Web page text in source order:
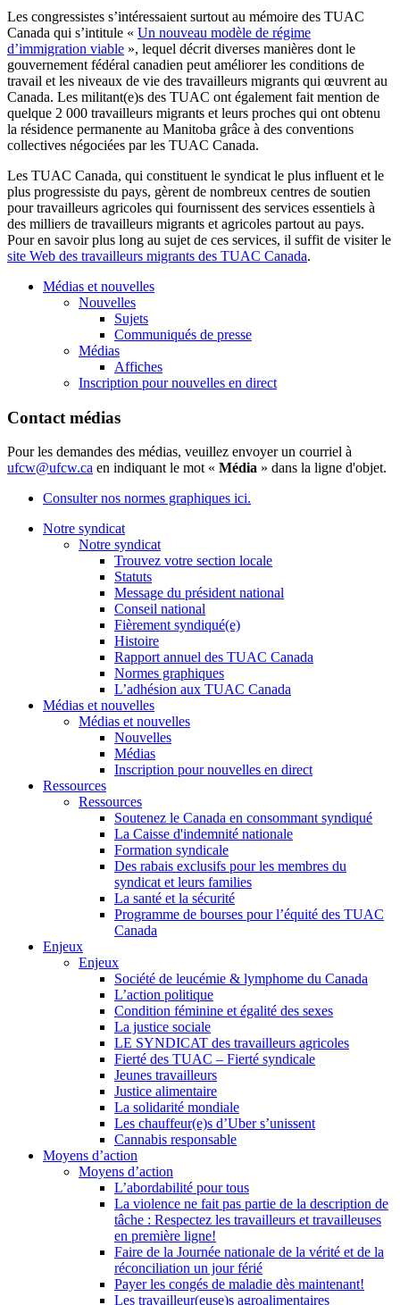
Les congressistes s’intéressaient surtout au mémoire des TUAC
Canada qui s’intitule « Un nouveau modèle de régime
d’immigration viable », lequel décrit diverses manières dont le
gouvernement fédéral canadien peut améliorer les conditions de
travail et les niveaux de vie des travailleurs migrants qui œuvrent au
Canada. Les militant(e)s des TUAC ont également fait mention de
quelque 2 000 travailleurs migrants et leurs proches qui ont obtenu
la résidence permanente au Manitoba grâce à des conventions
collectives négociées par les TUAC Canada.
Les TUAC Canada, qui constituent le syndicat le plus influent et le
plus progressiste du pays, gèrent de nombreux centres de soutien
pour travailleurs agricoles qui fournissent des services essentiels à
des milliers de travailleurs migrants et agricoles partout au pays.
Pour en savoir plus long au sujet de ces services, il suffit de visiter le
site Web des travailleurs migrants des TUAC Canada.
Médias et nouvelles
Nouvelles
Sujets
Communiqués de presse
Médias
Affiches
Inscription pour nouvelles en direct
Contact médias
Pour les demandes des médias, veuillez envoyer un courriel à
ufcw@ufcw.ca en indiquant le mot « Média » dans la ligne d'objet.
Consulter nos normes graphiques ici.
Notre syndicat
Notre syndicat
Trouvez votre section locale
Statuts
Message du président national
Conseil national
Fièrement syndiqué(e)
Histoire
Rapport annuel des TUAC Canada
Normes graphiques
L’adhésion aux TUAC Canada
Médias et nouvelles
Médias et nouvelles
Nouvelles
Médias
Inscription pour nouvelles en direct
Ressources
Ressources
Soutenez le Canada en consommant syndiqué
La Caisse d'indemnité nationale
Formation syndicale
Des rabais exclusifs pour les membres du
syndicat et leurs families
La santé et la sécurité
Programme de bourses pour l’équité des TUAC
Canada
Enjeux
Enjeux
Société de leucémie & lymphome du Canada
L’action politique
Condition féminine et égalité des sexes
La justice sociale
LE SYNDICAT des travailleurs agricoles
Fierté des TUAC – Fierté syndicale
Jeunes travailleurs
Justice alimentaire
La solidarité mondiale
Les chauffeur(e)s d’Uber s’unissent
Cannabis responsable
Moyens d’action
Moyens d’action
L’abordabilité pour tous
La violence ne fait pas partie de la description de
tâche : Respectez les travailleurs et travailleuses
en première ligne!
Faire de la Journée nationale de la vérité et de la
réconciliation un jour férié
Payer les congés de maladie dès maintenant!
Les travailleur(euse)s agroalimentaires